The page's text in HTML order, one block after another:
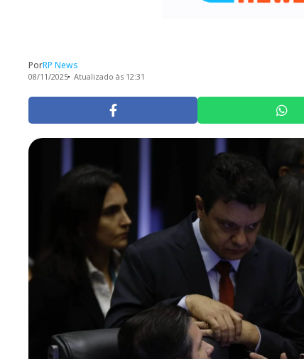
PorRP News
08/11/2025 Atualizado às 12:31